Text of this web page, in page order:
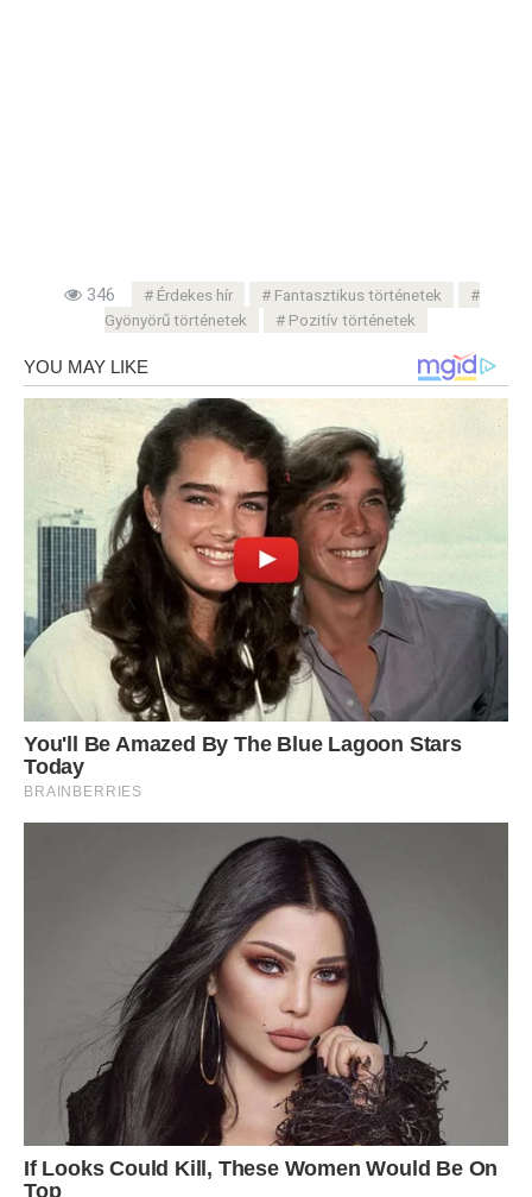
346 Érdekes hír
Fantasztikus történetek
Gyönyörű történetek
Pozitív történetek